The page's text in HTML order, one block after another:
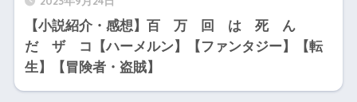
【小説紹介・感想】百 万 回 は 死 ん
だ ザ コ【ハーメルン】【ファンタジー】【転
生】【冒険者・盗賊】